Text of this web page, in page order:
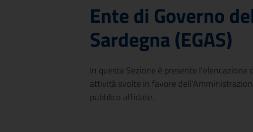
Ente di Governo
Sardegna (EGAS)
In questa Sezione è presente
attività svolte in favore
pubblico affidate.